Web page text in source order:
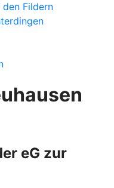
den Fildern
eG zur